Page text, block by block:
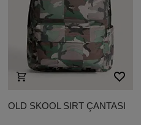
OLD SKOOL SIRT ÇANTASI